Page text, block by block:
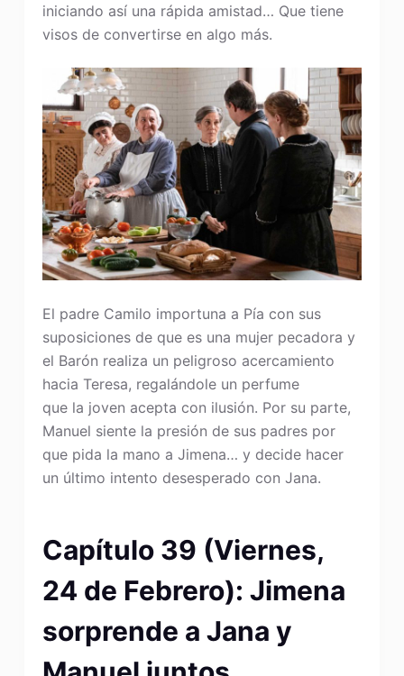
iniciando así una rápida amistad… Que tiene
visos de convertirse en algo más.
El padre Camilo importuna a Pía con sus
suposiciones de que es una mujer pecadora y
el Barón realiza un peligroso acercamiento
hacia Teresa, regalándole un perfume
que la joven acepta con ilusión. Por su parte,
Manuel siente la presión de sus padres por
que pida la mano a Jimena… y decide hacer
un último intento desesperado con Jana.
Capítulo 39 (Viernes,
24 de Febrero): Jimena
sorprende a Jana y